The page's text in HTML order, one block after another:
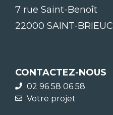
7 rue Saint-Benoît
22000 SAINT-BRIEUC
CONTACTEZ-NOUS
02 96 58 06 58
Votre projet